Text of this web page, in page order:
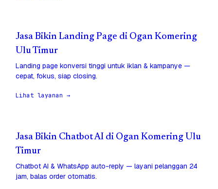
Jasa Bikin Landing Page di Ogan Komering
Ulu Timur
Landing page konversi tinggi untuk iklan & kampanye —
cepat, fokus, siap closing.
Lihat layanan →
Jasa Bikin Chatbot AI di Ogan Komering Ulu
Timur
Chatbot AI & WhatsApp auto-reply — layani pelanggan 24
jam, balas order otomatis.